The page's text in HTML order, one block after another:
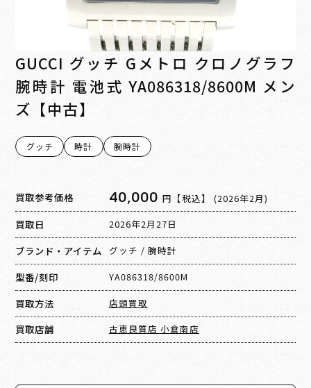
GUCCI グッチ Gメトロ クロノグラフ
腕時計 電池式 YA086318/8600M メン
ズ【中古】
グッチ 時計 腕時計
買取参考価格 40,000 円【税込】 (2026年2月)
買取日 2026年2月27日
ブランド・アイテム グッチ / 腕時計
型番/刻印 YA086318/8600M
買取方法 店頭買取
買取店舗 古恵良質店 小倉南店